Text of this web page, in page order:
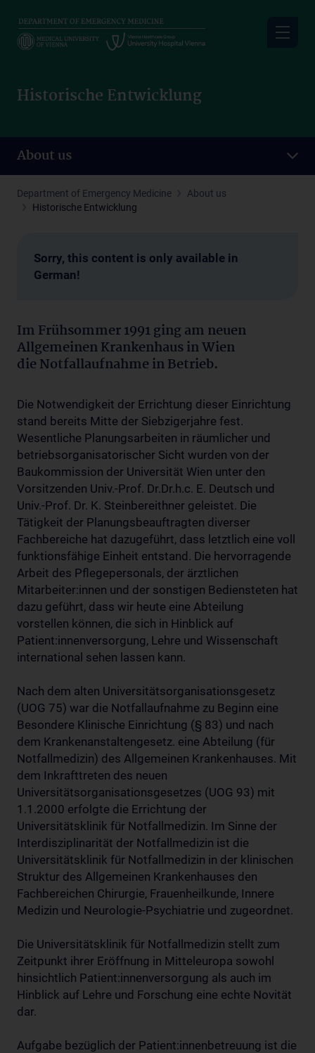
main
Historische Entwicklung
About us
Department of Emergency Medicine
About us
Historische Entwicklung
Sorry, this content is only available in
German!
Im Frühsommer 1991 ging am neuen
Allgemeinen Krankenhaus in Wien
die Notfallaufnahme in Betrieb.
Die Notwendigkeit der Errichtung dieser Einrichtung
stand bereits Mitte der Siebzigerjahre fest.
Wesentliche Planungsarbeiten in räumlicher und
betriebsorganisatorischer Sicht wurden von der
Baukommission der Universität Wien unter den
Vorsitzenden Univ.-Prof. Dr.Dr.h.c. E. Deutsch und
Univ.-Prof. Dr. K. Steinbereithner geleistet. Die
Tätigkeit der Planungsbeauftragten diverser
Fachbereiche hat dazugeführt, dass letztlich eine voll
funktionsfähige Einheit entstand. Die hervorragende
Arbeit des Pflegepersonals, der ärztlichen
Mitarbeiter:innen und der sonstigen Bediensteten hat
dazu geführt, dass wir heute eine Abteilung
vorstellen können, die sich in Hinblick auf
Patient:innenversorgung, Lehre und Wissenschaft
international sehen lassen kann.
Nach dem alten Universitätsorganisationsgesetz
(UOG 75) war die Notfallaufnahme zu Beginn eine
Besondere Klinische Einrichtung (§ 83) und nach
dem Krankenanstaltengesetz. eine Abteilung (für
Notfallmedizin) des Allgemeinen Krankenhauses. Mit
dem Inkrafttreten des neuen
Universitätsorganisationsgesetzes (UOG 93) mit
1.1.2000 erfolgte die Errichtung der
Universitätsklinik für Notfallmedizin. Im Sinne der
Interdisziplinarität der Notfallmedizin ist die
Universitätsklinik für Notfallmedizin in der klinischen
Struktur des Allgemeinen Krankenhauses den
Fachbereichen Chirurgie, Frauenheilkunde, Innere
Medizin und Neurologie-Psychiatrie und zugeordnet.
Die Universitätsklinik für Notfallmedizin stellt zum
Zeitpunkt ihrer Eröffnung in Mitteleuropa sowohl
hinsichtlich Patient:innenversorgung als auch im
Hinblick auf Lehre und Forschung eine echte Novität
dar.
Aufgabe bezüglich der Patient:innenbetreuung ist die